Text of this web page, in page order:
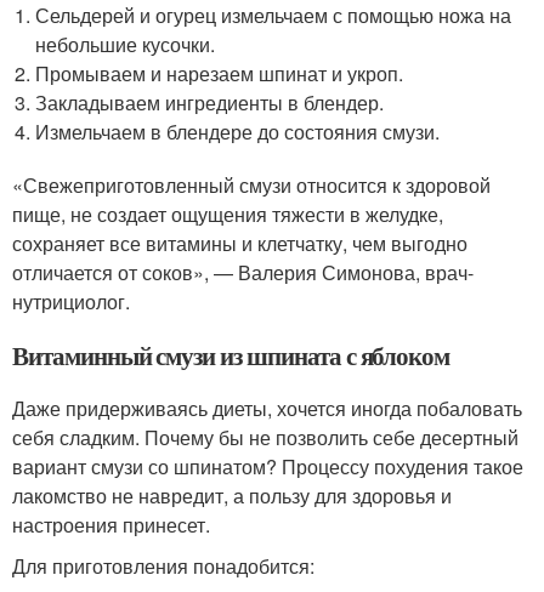
Сельдерей и огурец измельчаем с помощью ножа на
небольшие кусочки.
Промываем и нарезаем шпинат и укроп.
Закладываем ингредиенты в блендер.
Измельчаем в блендере до состояния смузи.
«Свежеприготовленный смузи относится к здоровой
пище, не создает ощущения тяжести в желудке,
сохраняет все витамины и клетчатку, чем выгодно
отличается от соков», — Валерия Симонова, врач-
нутрициолог.
Витаминный смузи из шпината с яблоком
Даже придерживаясь диеты, хочется иногда побаловать
себя сладким. Почему бы не позволить себе десертный
вариант смузи со шпинатом? Процессу похудения такое
лакомство не навредит, а пользу для здоровья и
настроения принесет.
Для приготовления понадобится: